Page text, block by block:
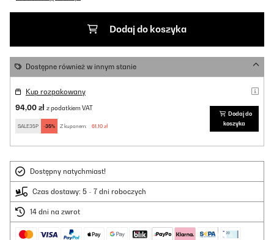
Dodaj do koszyka
Dostępne również w innym stanie
Kup rozpakowany
94,00 zł z podatkiem VAT
SALE35P -35% Z kuponem: 61,10 zł
Dodaj do
koszyka
Dostępny natychmiast!
Czas dostawy: 5 - 7 dni roboczych
14 dni na zwrot